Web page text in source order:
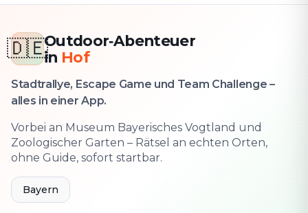
🇩🇪Outdoor‑Abenteuer
in Hof
Stadtrallye, Escape Game und Team Challenge –
alles in einer App.
Vorbei an Museum Bayerisches Vogtland und
Zoologischer Garten – Rätsel an echten Orten,
ohne Guide, sofort startbar.
Bayern